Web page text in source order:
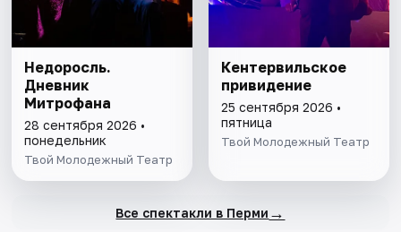
Недоросль.
Дневник
Митрофана
28 сентября 2026 •
понедельник
Твой Молодежный Театр
Кентервильское
привидение
25 сентября 2026 •
пятница
Твой Молодежный Театр
Все спектакли в Перми →